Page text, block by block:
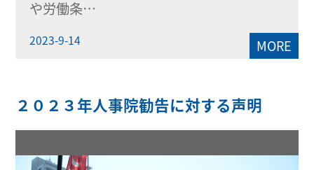
や労働条…
2023-9-14 MORE
２０２３年人事院勧告に対する声明